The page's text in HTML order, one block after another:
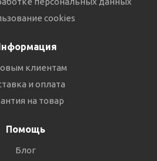
cookies
клиентам
и оплата
на товар
Помощь
Блог